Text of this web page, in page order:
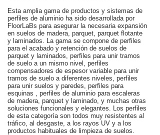
Esta amplia gama de productos y sistemas de
perfiles de aluminio ha sido desarrollada por
FloorLaBs para asegurar la necesaria expansión
en suelos de madera, parquet, parquet flotante
y laminados. La gama se compone de perfiles
para el acabado y retención de suelos de
parquet y laminados, perfiles para unir tramos
de suelo a un mismo nivel, perfiles
compensadores de espesor variable para unir
tramos de suelo a diferentes niveles, perfiles
para unir suelos y paredes, perfiles para
esquinas , perfiles de aluminio para escaleras
de madera, parquet y laminado, y muchas otras
soluciones funcionales y elegantes. Los perfiles
de esta categoría son todos muy resistentes al
tráfico, al desgaste, a los rayos UV y a los
productos habituales de limpieza de suelos.